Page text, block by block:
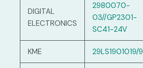
DIGITAL
ELECTRONICS
2980070-
03//GP2301-
SC41-24V
KME 29LS1901019/9